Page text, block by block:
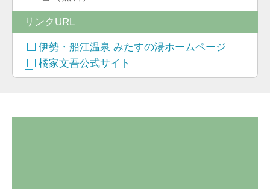
リンクURL
伊勢・船江温泉 みたすの湯ホームページ
橘家文吾公式サイト